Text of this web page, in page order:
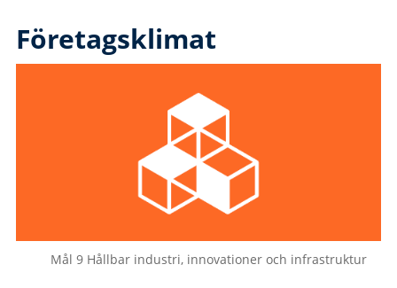
Företagsklimat
Mål 9 Hållbar industri, innovationer och infrastruktur